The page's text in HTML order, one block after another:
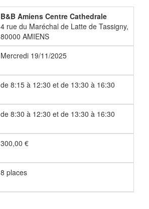
B&B Amiens Centre Cathedrale
4 rue du Maréchal de Latte de Tassigny,
80000 AMIENS
Mercredi 19/11/2025
de 8:15 à 12:30 et de 13:30 à 16:30
de 8:30 à 12:30 et de 13:30 à 16:30
300,00 €
8 places